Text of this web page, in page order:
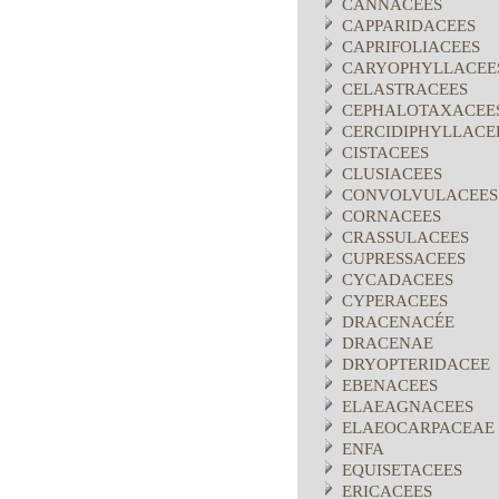
CANNACEES
CAPPARIDACEES
CAPRIFOLIACEES
CELASTRACEES
CISTACEES
CLUSIACEES
CONVOLVULACEES
CORNACEES
CRASSULACEES
CUPRESSACEES
CYCADACEES
CYPERACEES
DRACENACÉE
DRACENAE
DRYOPTERIDACEE
EBENACEES
ELAEAGNACEES
ELAEOCARPACEAE
ENFA
EQUISETACEES
ERICACEES